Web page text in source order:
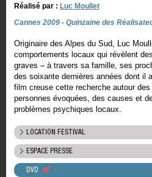
Réalisé par : Luc Moullet
Cannes 2009 - Quinzaine des
Originaire des Alpes du Sud, Luc
comportements locaux qui révèlent
graves – à travers sa famille, ses
des soixante dernières années dont il
film creuse cette recherche autour
personnes évoquées, des causes et
problèmes psychiques locaux.
LOCATION FESTIVAL
ESPACE PRESSE
DVD